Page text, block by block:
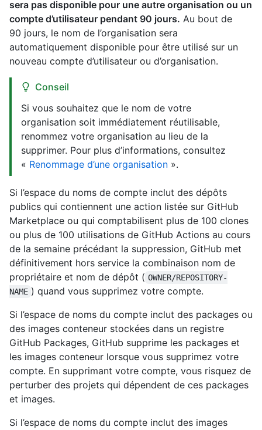
sera pas disponible pour une autre organisation ou un
compte d’utilisateur pendant 90 jours. Au bout de
90 jours, le nom de l’organisation sera
automatiquement disponible pour être utilisé sur un
nouveau compte d’utilisateur ou d’organisation.
Conseil
Si vous souhaitez que le nom de votre
organisation soit immédiatement réutilisable,
renommez votre organisation au lieu de la
supprimer. Pour plus d’informations, consultez
« Renommage d’une organisation ».
Si l’espace du noms de compte inclut des dépôts
publics qui contiennent une action listée sur GitHub
Marketplace ou qui comptabilisent plus de 100 clones
ou plus de 100 utilisations de GitHub Actions au cours
de la semaine précédant la suppression, GitHub met
définitivement hors service la combinaison nom de
propriétaire et nom de dépôt ( OWNER/REPOSITORY-
NAME ) quand vous supprimez votre compte.
Si l’espace de noms du compte inclut des packages ou
des images conteneur stockées dans un registre
GitHub Packages, GitHub supprime les packages et
les images conteneur lorsque vous supprimez votre
compte. En supprimant votre compte, vous risquez de
perturber des projets qui dépendent de ces packages
et images.
Si l’espace de noms du compte inclut des images